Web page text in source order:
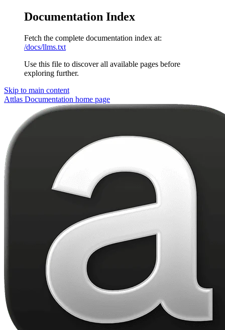
Documentation Index
Fetch the complete documentation index at:
/docs/llms.txt
Use this file to discover all available pages before
exploring further.
Skip to main content
Attlas Documentation home page